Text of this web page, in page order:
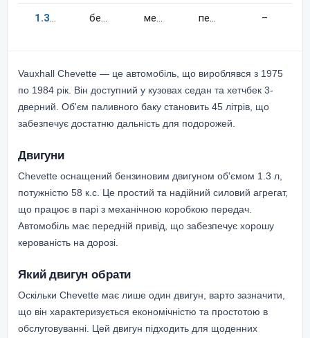
1.358 бензин механіка передній –
Vauxhall Chevette — це автомобіль, що вироблявся з 1975
по 1984 рік. Він доступний у кузовах седан та хетчбек 3-
дверний. Об'єм паливного баку становить 45 літрів, що
забезпечує достатню дальність для подорожей.
Двигуни
Chevette оснащений бензиновим двигуном об'ємом 1.3 л,
потужністю 58 к.с. Це простий та надійний силовий агрегат,
що працює в парі з механічною коробкою передач.
Автомобіль має передній привід, що забезпечує хорошу
керованість на дорозі.
Який двигун обрати
Оскільки Chevette має лише один двигун, варто зазначити,
що він характеризується економічністю та простотою в
обслуговуванні. Цей двигун підходить для щоденних